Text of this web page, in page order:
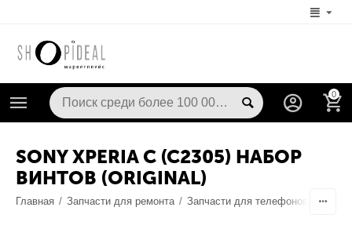
0
SONY XPERIA C (C2305) НАБОР
ВИНТОВ (ORIGINAL)
Главная / Запчасти для ремонта / Запчасти для телефонов